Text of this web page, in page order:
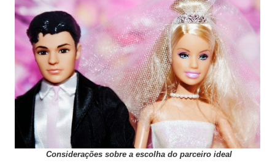
Considerações sobre a escolha do parceiro ideal